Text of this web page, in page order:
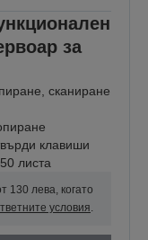
за
сканиране
клавиши
листа
130 лева, когато
условия.